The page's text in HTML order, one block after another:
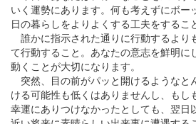
いく運勢にあります。何も考えずにボー
日の暮らしをよりよくする工夫をするこ
誰かに指示された通りに行動するより
て行動すること。あなたの意志を鮮明に
動くことが大切になります。
突然、目の前がパッと開けるようなと
ける可能性も低くはありませんし、もし
幸運にありつけなかったとしても、翌日